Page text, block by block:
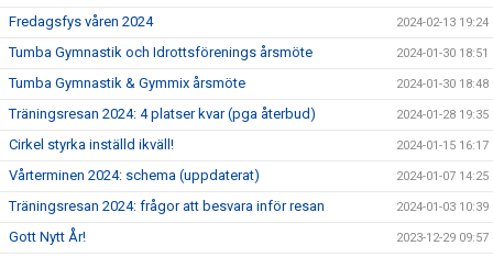
Fredagsfys våren 2024 2024-02-13 19:24
Tumba Gymnastik och Idrottsförenings årsmöte 2024-01-30 18:51
Tumba Gymnastik & Gymmix årsmöte 2024-01-30 18:48
Träningsresan 2024: 4 platser kvar (pga återbud) 2024-01-28 19:35
Cirkel styrka inställd ikväll! 2024-01-15 16:17
Vårterminen 2024: schema (uppdaterat) 2024-01-07 14:25
Träningsresan 2024: frågor att besvara inför resan 2024-01-03 10:39
Gott Nytt År! 2023-12-29 09:57